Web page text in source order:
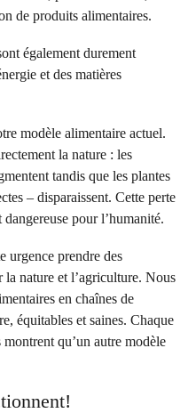
de produits alimentaires.
également durement
et des matières
modèle alimentaire actuel.
la nature : les
tandis que les plantes
– disparaissent. Cette perte
pour l’humanité.
urgence prendre des
la nature et l’agriculture. Nous
en chaînes de
équitables et saines. Chaque
qu’un autre modèle